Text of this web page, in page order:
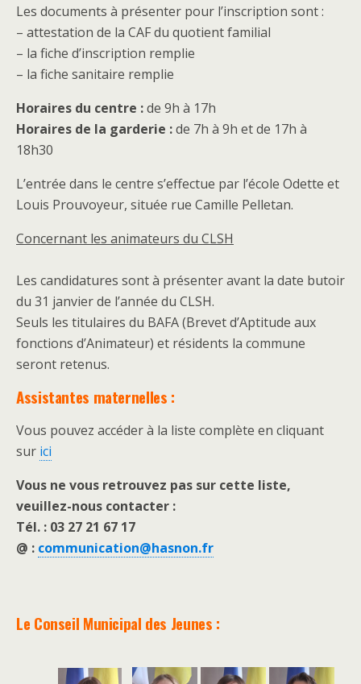
Les documents à présenter pour l’inscription sont :
– attestation de la CAF du quotient familial
– la fiche d’inscription remplie
– la fiche sanitaire remplie
Horaires du centre :de 9h à 17h
Horaires de la garderie :de 7h à 9h et de 17h à
18h30
L’entrée dans le centre s’effectue par l’école Odette et
Louis Prouvoyeur, située rue Camille Pelletan.
Concernant les animateurs du CLSH
Les candidatures sont à présenter avant la date butoir
du 31 janvier de l’année du CLSH.
Seuls les titulaires du BAFA (Brevet d’Aptitude aux
fonctions d’Animateur) et résidents la commune
seront retenus.
Assistantes maternelles :
Vous pouvez accéder à la liste complète en cliquant
sur ici
Vous ne vous retrouvez pas sur cette liste,
veuillez-nous contacter :
Tél. : 03 27 21 67 17
@ : communication@hasnon.fr
Le Conseil Municipal des Jeunes :